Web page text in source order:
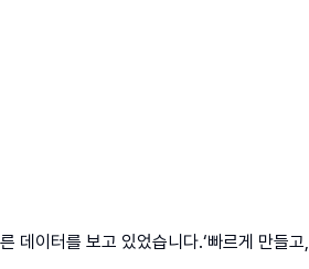
이터를 보고 있었습니다.‘빠르게 만들